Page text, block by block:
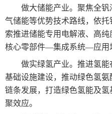
做大储能产业。聚焦全
气储能等优势技术路线，依
索推进储能专用电解液、高
核心零部件—集成系统—应用
做实绿氢产业。推进氢
基础设施建设，推动绿色氢
链条发展，打造绿色氢能及
聚效应。